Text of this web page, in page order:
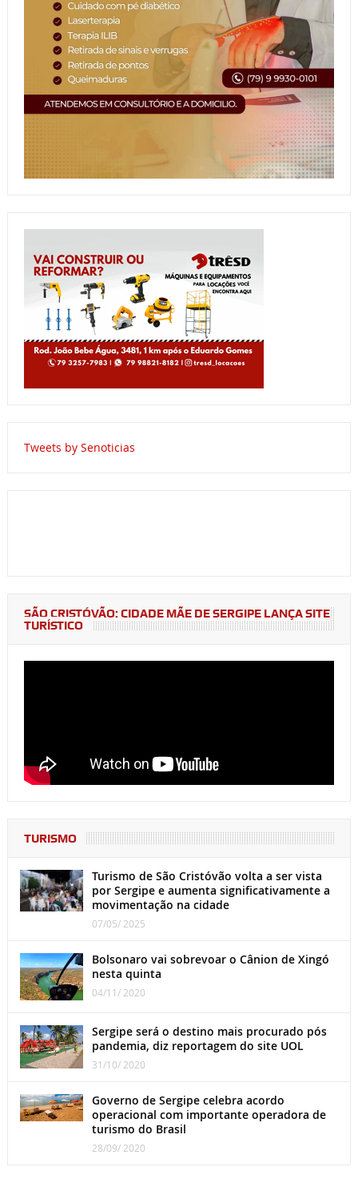
Tweets by Senoticias
SÃO CRISTÓVÃO: CIDADE MÃE DE SERGIPE LANÇA SITE
TURÍSTICO
TURISMO
Turismo de São Cristóvão volta a ser vista
por Sergipe e aumenta significativamente a
movimentação na cidade
07/05/ 2025
Bolsonaro vai sobrevoar o Cânion de Xingó
nesta quinta
04/11/ 2020
Sergipe será o destino mais procurado pós
pandemia, diz reportagem do site UOL
31/10/ 2020
Governo de Sergipe celebra acordo
operacional com importante operadora de
turismo do Brasil
28/09/ 2020